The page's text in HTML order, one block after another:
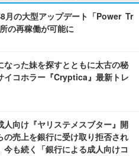
8月の大型アップデート「Power Tr
の再稼働が可能に
なった妹を探すとともに太古の秘
イコホラー『Cryptica』最新トレ
人向け『ヤリステメスブター』開
の売上を銀行に受け取り拒否され
今も続く「銀行による成人向けコ